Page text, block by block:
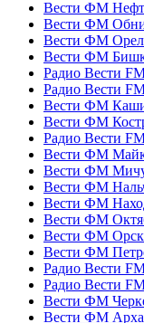
Вести ФМ
Вести ФМ
Вести ФМ Орел
Вести ФМ
Радио Вести
Радио Вести
Вести ФМ
Вести ФМ
Радио Вести
Вести ФМ
Вести ФМ
Вести ФМ
Вести ФМ
Вести ФМ
Вести ФМ Орск
Вести ФМ
Радио Вести
Радио Вести
Вести ФМ
Вести ФМ